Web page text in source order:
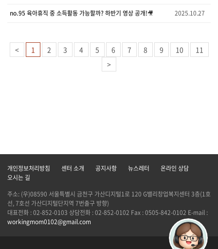
no.95 육아휴직 중 소득활동 가능할까? 하반기 영상 공개!🎥 2025.10.27
< 1 2 3 4 5 6 7 8 9 10
11
>
개인정보처리방침 센터 소개 공지사항 뉴스레터
온라인 상담
오시는 길
주소: (우)08590 서울특별시 금천구 가산디지털1로 120 G밸리창업복지센터 3층(1호
선, 7호선 가산디지털단지역 7번출구 방향)
대표전화 : 02-852-0103 상담전화 : 02-852-0102 Fax : 0505-842-0102 E-mail :
workingmom0102@gmail.com